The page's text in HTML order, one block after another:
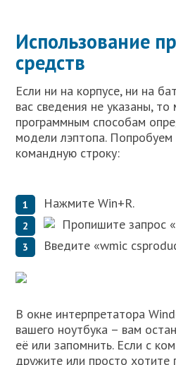
Использование
средств
Если ни на корпусе, ни на
вас сведения не указаны,
программным способам
модели лэптопа. Попробуем
командную строку:
Нажмите Win+R.
Пропишите запрос
Введите «wmic
В окне интерпретатора
вашего ноутбука – вам
её или запомнить. Если с
дружите или просто хотите